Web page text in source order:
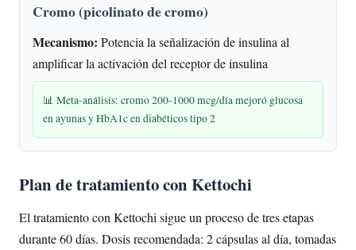
Cromo (picolinato de cromo)
Mecanismo: Potencia la señalización de insulina al
amplificar la activación del receptor de insulina
📊 Meta-análisis: cromo 200-1000 mcg/día mejoró glucosa
en ayunas y HbA1c en diabéticos tipo 2
Plan de tratamiento con Kettochi
El tratamiento con Kettochi sigue un proceso de tres etapas
durante 60 días. Dosis recomendada: 2 cápsulas al día, tomadas